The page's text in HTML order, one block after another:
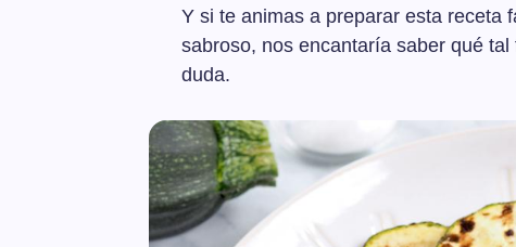
Y si te animas a preparar esta receta
sabroso, nos encantaría saber qué
duda.